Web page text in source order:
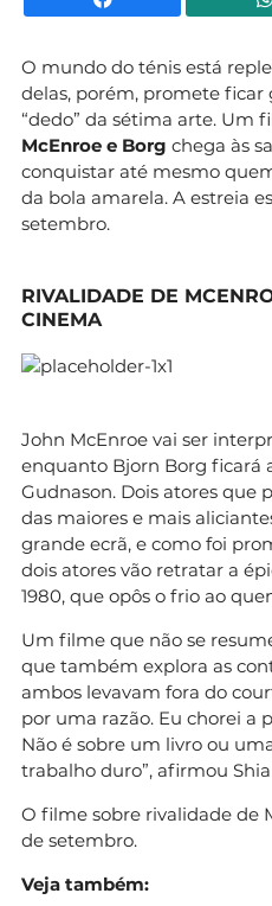
O mundo do ténis está
delas, porém, promete
“dedo” da sétima arte. Um
McEnroe e Borg chega às
conquistar até mesmo
da bola amarela. A estreia
setembro.
RIVALIDADE DE
CINEMA
John McEnroe vai ser
enquanto Bjorn Borg ficará
Gudnason. Dois atores que
das maiores e mais
grande ecrã, e como foi
dois atores vão retratar a
1980, que opôs o frio ao
Um filme que não se
que também explora as
ambos levavam fora do
por uma razão. Eu chorei a
Não é sobre um livro ou
trabalho duro”, afirmou
O filme sobre rivalidade de
de setembro.
Veja também: